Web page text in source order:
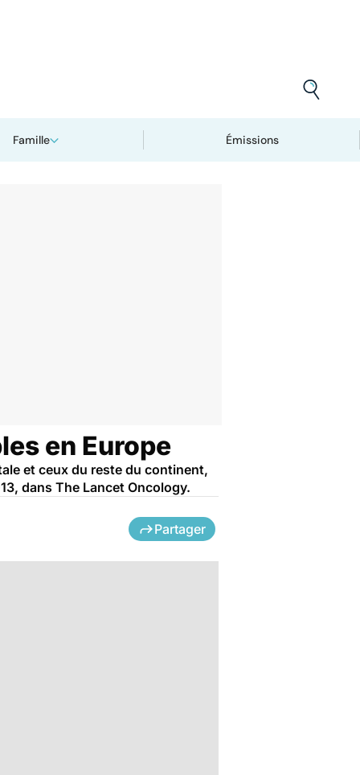
Famille Émissions
en Europe
et ceux du reste du continent,
dans The Lancet Oncology.
Partager